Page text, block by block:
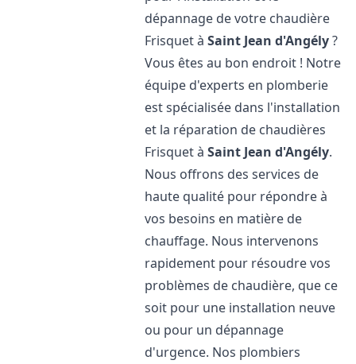
dépannage de votre chaudière
Frisquet àSaint Jean d'Angély?
Vous êtes au bon endroit ! Notre
équipe d'experts en plomberie
est spécialisée dans l'installation
et la réparation de chaudières
Frisquet àSaint Jean d'Angély.
Nous offrons des services de
haute qualité pour répondre à
vos besoins en matière de
chauffage. Nous intervenons
rapidement pour résoudre vos
problèmes de chaudière, que ce
soit pour une installation neuve
ou pour un dépannage
d'urgence. Nos plombiers